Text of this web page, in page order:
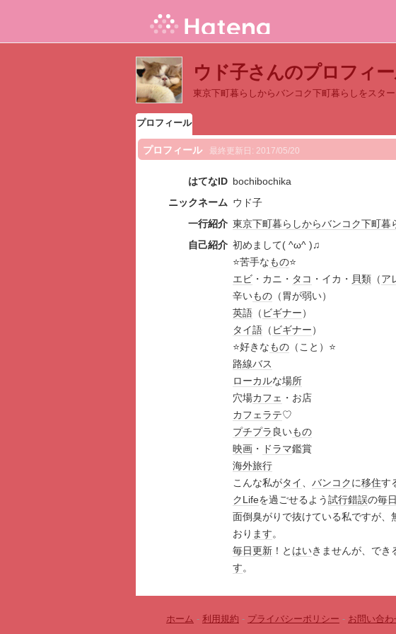
ウド子さんのプロフィ
東京下町暮らしからバンコク下町暮らしをスター
プロフィール
プロフィール 最終更新日: 2017/05/20
はてなID bochibochika
ニックネーム ウド子
一行紹介 東京下町暮らしからバンコク下町暮
自己紹介 初めまして( ^ω^ )♫
⭐️苦手なもの⭐️
エビ ・カニ・ タコ ・イカ・ 貝類 （ア
辛いもの （胃が弱い）
英語 （ ビギナー）
タイ語 （ ビギナー）
⭐️好きなもの （こと）⭐️
路線バス
ローカルな場所
穴場カフェ ・お店
カフェラテ♡
プチプラ 良いもの
映画 ・ ドラマ鑑賞
海外旅行
こんな私がタイ、 バンコクに移住す
クLifeを過ごせるよう試行錯誤の毎日
面倒臭がりで抜けている私ですが
おり ます。
毎日更新 ！と はいきませんが、でき
す。
ホーム - 利用規約 - プライバシーポリシー - お問い合わ